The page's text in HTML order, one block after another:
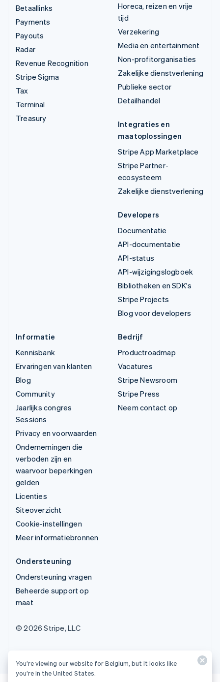
Betaallinks
Payments
Payouts
Radar
Revenue Recognition
Stripe Sigma
Tax
Terminal
Treasury
Horeca, reizen en vrije
tijd
Verzekering
Media en entertainment
Non-profitorganisaties
Zakelijke dienstverlening
Publieke sector
Detailhandel
Integraties en
maatoplossingen
Stripe App Marketplace
Stripe Partner-
ecosysteem
Zakelijke dienstverlening
Developers
Documentatie
API-documentatie
API-status
API-wijzigingslogboek
Bibliotheken en SDK's
Stripe Projects
Blog voor developers
Informatie
Kennisbank
Ervaringen van klanten
Blog
Community
Jaarlijks congres
Sessions
Privacy en voorwaarden
Ondernemingen die
verboden zijn en
waarvoor beperkingen
gelden
Licenties
Siteoverzicht
Cookie-instellingen
Meer informatiebronnen
Bedrijf
Productroadmap
Vacatures
Stripe Newsroom
Stripe Press
Neem contact op
Ondersteuning
Ondersteuning vragen
Beheerde support op
maat
© 2026 Stripe, LLC
You’re viewing our website for Belgium, but it looks like
you’re in the United States.